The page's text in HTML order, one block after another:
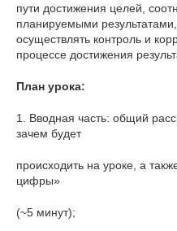
пути достижения целей,
планируемыми
осуществлять контроль и
процессе достижения
План урока:
1. Вводная часть: общий
зачем будет
происходить на уроке, а
цифры»
(~5 минут);